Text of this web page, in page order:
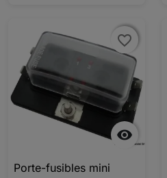

favorite_border
favorite_border
Porte-fusibles mini